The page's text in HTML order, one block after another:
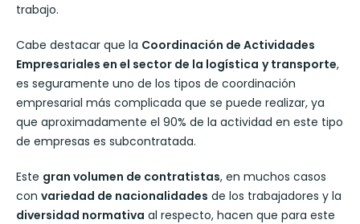
trabajo.
Cabe destacar que la Coordinación de Actividades
Empresariales en el sector de la logística y transporte,
es seguramente uno de los tipos de coordinación
empresarial más complicada que se puede realizar, ya
que aproximadamente el 90% de la actividad en este tipo
de empresas es subcontratada.
Este gran volumen de contratistas, en muchos casos
con variedad de nacionalidades de los trabajadores y la
diversidad normativa al respecto, hacen que para este